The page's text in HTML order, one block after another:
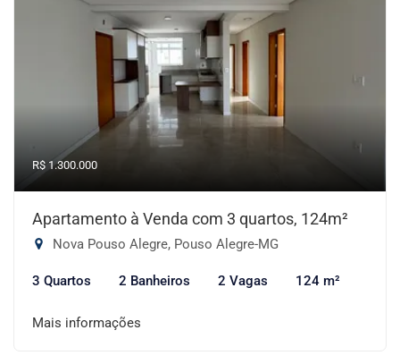
R$ 1.300.000
Apartamento à Venda com 3 quartos, 124m²
Nova Pouso Alegre, Pouso Alegre-MG
3 Quartos 2 Banheiros 2 Vagas 124 m²
Mais informações